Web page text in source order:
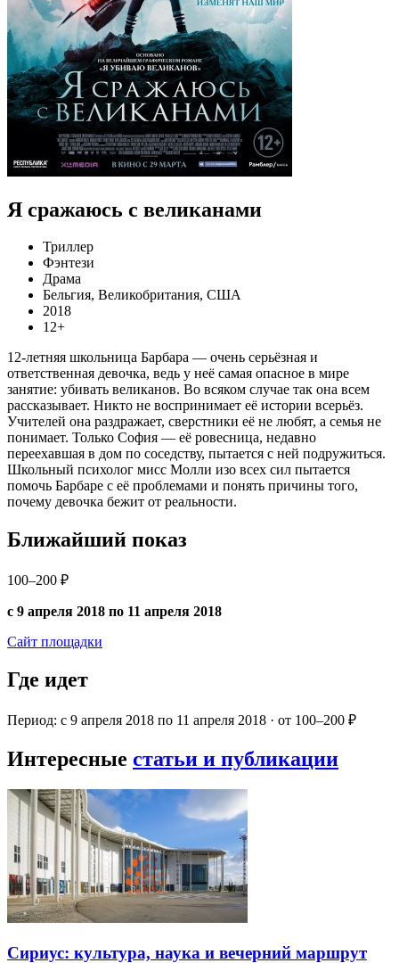
Я сражаюсь с великанами
Триллер
Фэнтези
Драма
Бельгия, Великобритания, США
2018
12+
12-летняя школьница Барбара — очень серьёзная и
ответственная девочка, ведь у неё самая опасное в мире
занятие: убивать великанов. Во всяком случае так она всем
рассказывает. Никто не воспринимает её истории всерьёз.
Учителей она раздражает, сверстники её не любят, а семья не
понимает. Только София — её ровесница, недавно
переехавшая в дом по соседству, пытается с ней подружиться.
Школьный психолог мисс Молли изо всех сил пытается
помочь Барбаре с её проблемами и понять причины того,
почему девочка бежит от реальности.
Ближайший показ
100–200 ₽
с 9 апреля 2018 по 11 апреля 2018
Сайт площадки
Где идет
Период: с 9 апреля 2018 по 11 апреля 2018 · от 100–200 ₽
Интересные статьи и публикации
Сириус: культура, наука и вечерний маршрут